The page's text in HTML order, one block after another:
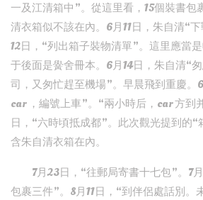
一及江清箱中”。從這里看，15個裝書包
清衣箱似不該在內。6月11日，朱自清“
12日，“列出箱子裝物清單”。這里應當
于後面是黌舍冊本。6月14日，朱自清“
司，又匆忙趕至機場”。早晨飛到重慶。
car ，編號上車”。“兩小時后，car 方到
日，“六時頃抵成都”。此次觀光提到的
含朱自清衣箱在內。
7月23日，“往郵局寄書十七包”。7
包裹三件”。8月11日，“到伴侶處話別。